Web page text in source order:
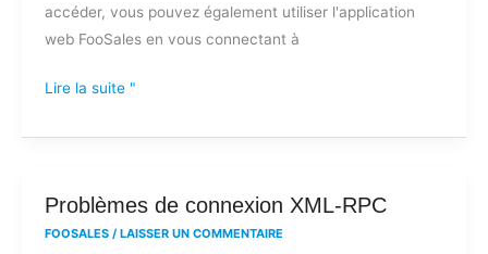
accéder, vous pouvez également utiliser l'application
web FooSales en vous connectant à
Lire la suite "
Problèmes de connexion XML-RPC
FOOSALES / LAISSER UN COMMENTAIRE
Problèmes
de